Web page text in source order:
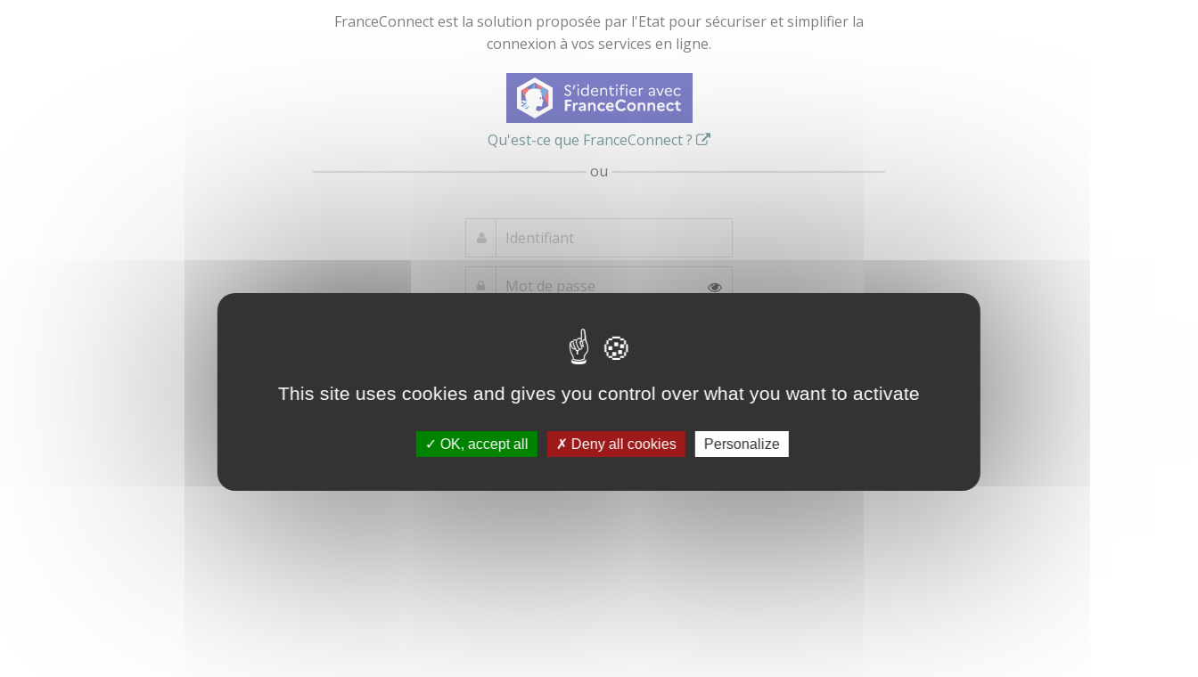
This site uses cookies and gives you control over what you want to activate
OK, accept all Deny all cookies Personalize
FranceConnect est la solution proposée par l'Etat pour sécuriser et simplifier la
connexion à vos services en ligne.
Qu'est-ce que FranceConnect ?
ou
compte